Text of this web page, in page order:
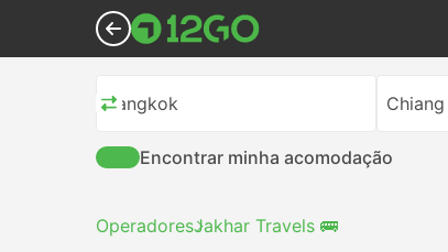
Bangkok
Encontrar minha acomodação
OperadoresJakhar Travels 🚌